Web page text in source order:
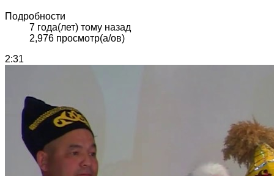
Подробности
7 года(лет) тому назад
2,976 просмотр(а/ов)
2:31